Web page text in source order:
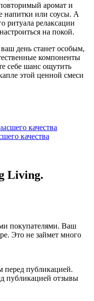
аромат и
напитки или соусы. А
ритуала релаксации
на покой.
день станет особым,
компоненты
себе шанс ощутить
этой ценной смеси
качества
Living.
покупателями. Ваш
Это не займет много
перед публикацией.
публикацией отзывы